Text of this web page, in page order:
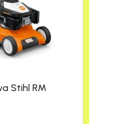
Stihl RM